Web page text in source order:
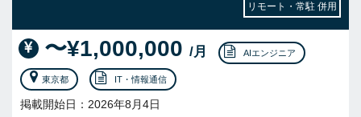
リモート・常駐 併用
〜¥1,000,000 /月 AIエンジニア
東京都 IT・情報通信
掲載開始日：2026年8月4日